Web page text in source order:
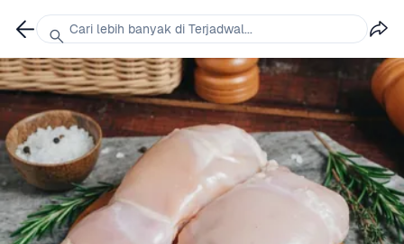
Cari lebih banyak di Terjadwal...